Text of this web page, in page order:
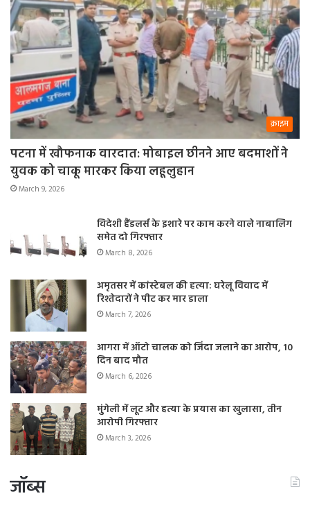
और परिवार में कोई सदस्य आपसे नाराज हो सकता है।
क्राइम
पटना में खौफनाक वारदात: मोबाइल छीनने आए बदमाशों ने
युवक को चाकू मारकर किया लहूलुहान
March 9, 2026
विदेशी हैंडलर्स के इशारे पर काम करने वाले नाबालिग
समेत दो गिरफ्तार
March 8, 2026
अमृतसर में कांस्टेबल की हत्या: घरेलू विवाद में
रिश्तेदारों ने पीट कर मार डाला
March 7, 2026
आगरा में ऑटो चालक को जिंदा जलाने का आरोप, 10
दिन बाद मौत
March 6, 2026
मुंगेली में लूट और हत्या के प्रयास का खुलासा, तीन
आरोपी गिरफ्तार
March 3, 2026
जॉब्स